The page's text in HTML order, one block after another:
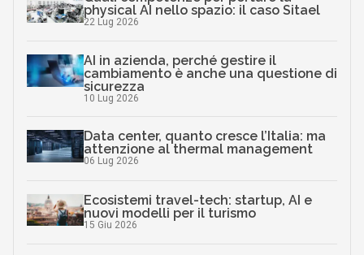
physical AI nello spazio: il caso Sitael
22 Lug 2026
AI in azienda, perché gestire il
cambiamento è anche una questione di
sicurezza
10 Lug 2026
Data center, quanto cresce l’Italia: ma
attenzione al thermal management
06 Lug 2026
Ecosistemi travel-tech: startup, AI e
nuovi modelli per il turismo
15 Giu 2026